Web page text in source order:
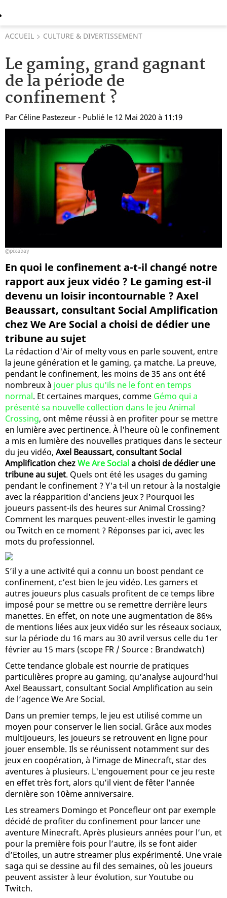
ACCUEIL CULTURE & DIVERTISSEMENT
Le gaming, grand gagnant
de la période de
confinement ?
Par Céline Pastezeur - Publié le 12 Mai 2020 à 11:19
pixabay
En quoi le confinement a-t-il changé notre
rapport aux jeux vidéo ? Le gaming est-il
devenu un loisir incontournable ? Axel
Beaussart, consultant Social Amplification
chez We Are Social a choisi de dédier une
tribune au sujet
La rédaction d'Air of melty vous en parle souvent, entre
la jeune génération et le gaming, ça matche. La preuve,
pendant le confinement, les moins de 35 ans ont été
nombreux à jouer plus qu'ils ne le font en temps
normal. Et certaines marques, comme Gémo qui a
présenté sa nouvelle collection dans le jeu Animal
Crossing, ont même réussi à en profiter pour se mettre
en lumière avec pertinence. À l'heure où le confinement
a mis en lumière des nouvelles pratiques dans le secteur
du jeu vidéo, Axel Beaussart, consultant Social
Amplification chezWe Are Sociala choisi de dédier une
tribune au sujet. Quels ont été les usages du gaming
pendant le confinement ? Y'a t-il un retour à la nostalgie
avec la réapparition d'anciens jeux ? Pourquoi les
joueurs passent-ils des heures sur Animal Crossing?
Comment les marques peuvent-elles investir le gaming
ou Twitch en ce moment ? Réponses par ici, avec les
mots du professionnel.
S’il y a une activité qui a connu un boost pendant ce
confinement, c’est bien le jeu vidéo. Les gamers et
autres joueurs plus casuals profitent de ce temps libre
imposé pour se mettre ou se remettre derrière leurs
manettes. En effet, on note une augmentation de 86%
de mentions liées aux jeux vidéo sur les réseaux sociaux,
sur la période du 16 mars au 30 avril versus celle du 1er
février au 15 mars (scope FR / Source : Brandwatch)
Cette tendance globale est nourrie de pratiques
particulières propre au gaming, qu’analyse aujourd’hui
Axel Beaussart, consultant Social Amplification au sein
de l’agence We Are Social.
Dans un premier temps, le jeu est utilisé comme un
moyen pour conserver le lien social. Grâce aux modes
multijoueurs, les joueurs se retrouvent en ligne pour
jouer ensemble. Ils se réunissent notamment sur des
jeux en coopération, à l’image de Minecraft, star des
aventures à plusieurs. L'engouement pour ce jeu reste
en effet très fort, alors qu’il vient de fêter l'année
dernière son 10ème anniversaire.
Les streamers Domingo et Poncefleur ont par exemple
décidé de profiter du confinement pour lancer une
aventure Minecraft. Après plusieurs années pour l’un, et
pour la première fois pour l’autre, ils se font aider
d’Etoiles, un autre streamer plus expérimenté. Une vraie
saga qui se dessine au fil des semaines, où les joueurs
peuvent assister à leur évolution, sur Youtube ou
Twitch.